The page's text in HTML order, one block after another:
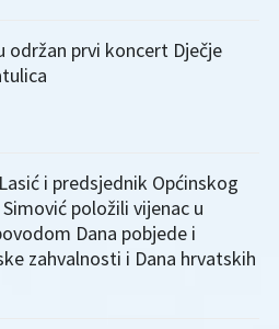
održan prvi koncert Dječje
i predsjednik Općinskog
položili vijenac u
Dana pobjede i
zahvalnosti i Dana hrvatskih